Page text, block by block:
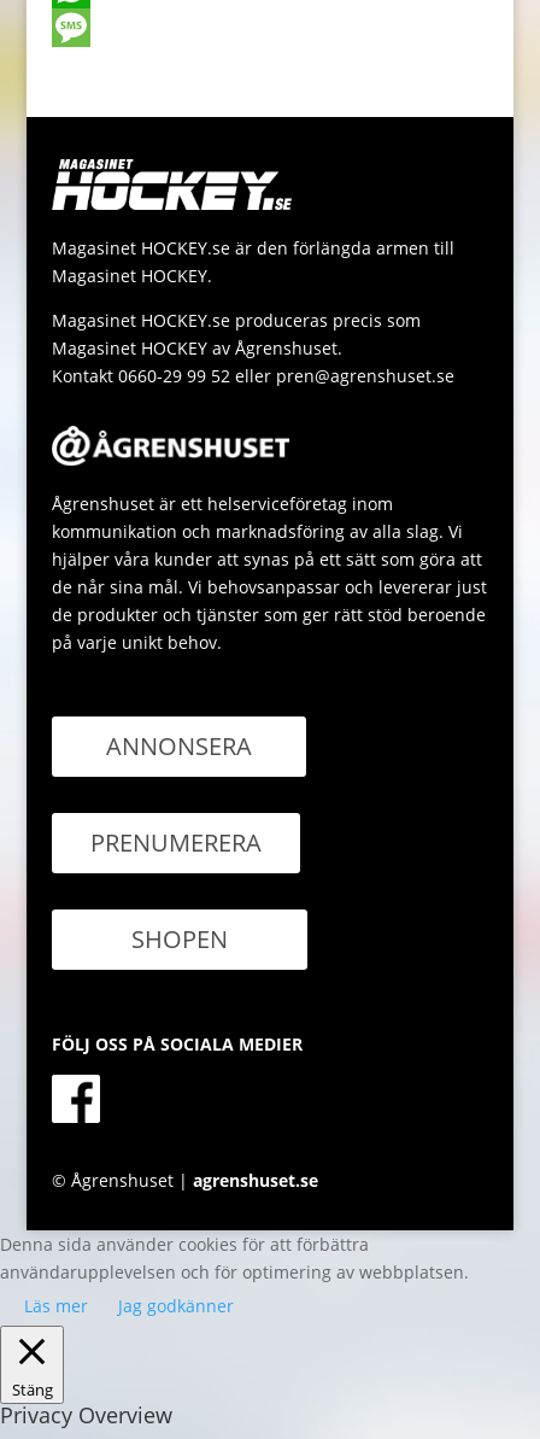
o
e
r
ta
o
i
k
W
s
p
s
g
Magasinet HOCKEY.se är den förlängda armen till
Magasinet HOCKEY.
Magasinet HOCKEY.se produceras precis som
Magasinet HOCKEY av Ågrenshuset.
Kontakt 0660-29 99 52 eller pren@agrenshuset.se
Ågrenshuset är ett helserviceföretag inom
kommunikation och marknadsföring av alla slag. Vi
hjälper våra kunder att synas på ett sätt som göra att
de når sina mål. Vi behovsanpassar och levererar just
de produkter och tjänster som ger rätt stöd beroende
på varje unikt behov.
ANNONSERA
PRENUMERERA
SHOPEN
FÖLJ OSS PÅ SOCIALA MEDIER
© Ågrenshuset | agrenshuset.se
Denna sida använder cookies för att förbättra
användarupplevelsen och för optimering av webbplatsen.
Läs mer
Jag godkänner
Stäng
Privacy Overview